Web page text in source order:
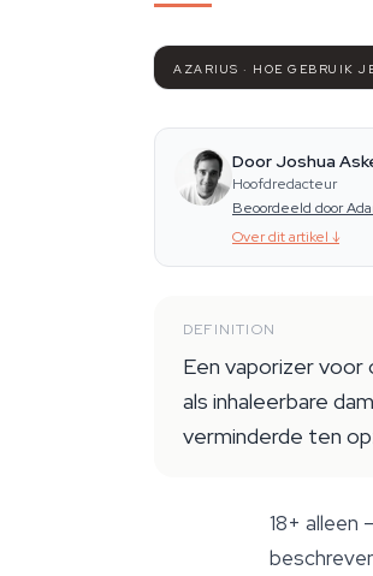
AZARIUS · HOE GEBRUIK
Door Joshua
Hoofdredacteur
Beoordeeld door
Over dit artikel ↓
DEFINITION
Een vaporizer
als inhaleerbare
verminderde ten
18+ alleen